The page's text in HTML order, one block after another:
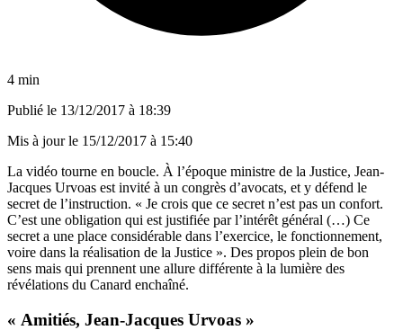
4 min
Publié le 13/12/2017 à 18:39
Mis à jour le 15/12/2017 à 15:40
La vidéo tourne en boucle. À l’époque ministre de la Justice, Jean-
Jacques Urvoas est invité à un congrès d’avocats, et y défend le
secret de l’instruction. « Je crois que ce secret n’est pas un confort.
C’est une obligation qui est justifiée par l’intérêt général (…) Ce
secret a une place considérable dans l’exercice, le fonctionnement,
voire dans la réalisation de la Justice ». Des propos plein de bon
sens mais qui prennent une allure différente à la lumière des
révélations du Canard enchaîné.
« Amitiés, Jean-Jacques Urvoas »